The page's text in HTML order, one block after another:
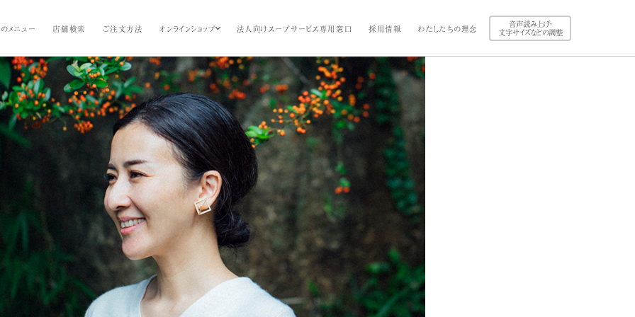
メニュー 店舗検索 ご注文方法 オンラインショップ 法人向けスープサービス専用窓口 採用情報 わたしたちの理念
音声読み上げ・
文字サイズなどの調整